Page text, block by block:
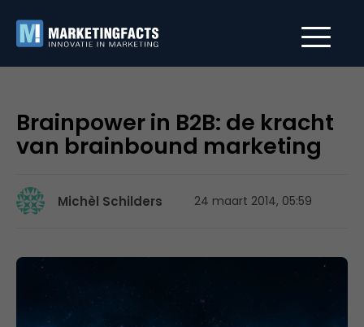
Brainpower in B2B: de kracht
van brainbound marketing
Michèl Schilders 24 maart 2014, 05:59